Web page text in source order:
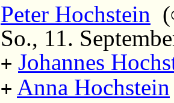
Peter Hochstein
So., 11.
+ Johannes
+ Anna Hochstein